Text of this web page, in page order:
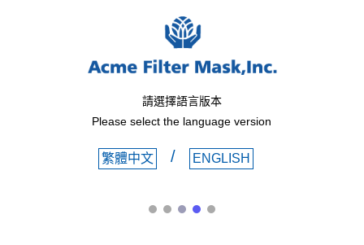
請選擇語言版本
Please select the language version
繁體中文 / ENGLISH